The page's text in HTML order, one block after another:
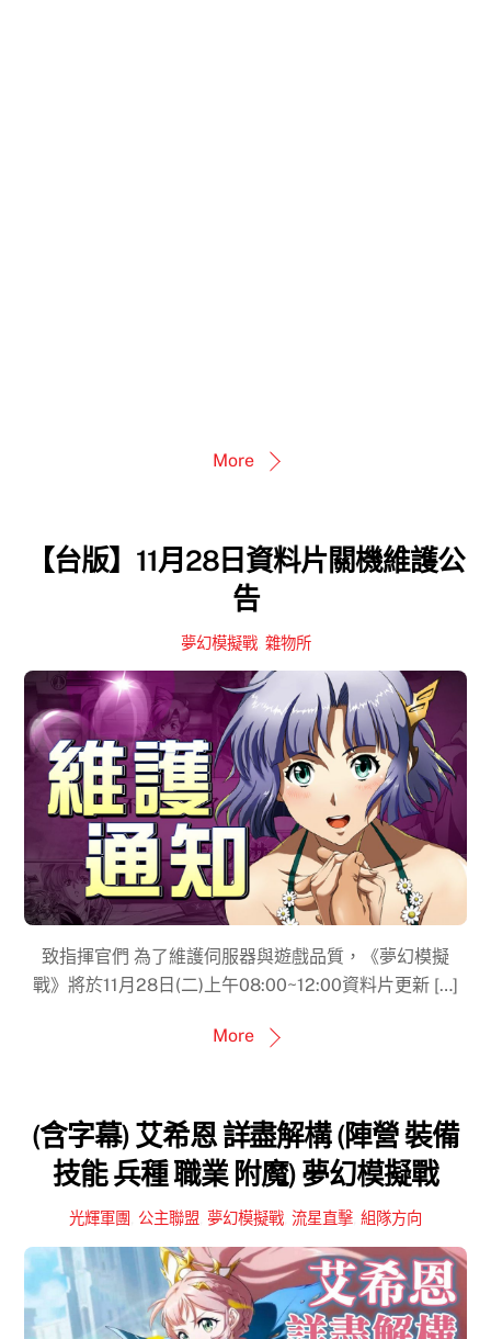
More
【台版】11月28日資料片關機維護公
告
夢幻模擬戰, 雜物所
致指揮官們 為了維護伺服器與遊戲品質，《夢幻模擬
戰》將於11月28日(二)上午08:00~12:00資料片更新 […]
More
(含字幕) 艾希恩 詳盡解構 (陣營 裝備
技能 兵種 職業 附魔) 夢幻模擬戰
光輝軍團 公主聯盟 夢幻模擬戰 流星直擊 組隊方向